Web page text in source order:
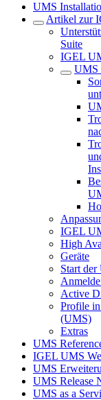
UMS
Artikel zur
Suite
IGEL
UMS
IGEL
High
Geräte
Start
Active
Profile
(UMS)
Extras
UMS
IGEL UMS
UMS
UMS Release
UMS as a